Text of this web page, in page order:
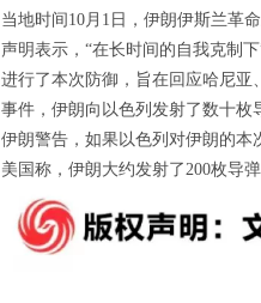
当地时间10月1日，伊朗伊斯兰革
声明表示，“在长时间的自我克制
进行了本次防御，旨在回应哈尼
事件，伊朗向以色列发射了数十枚
伊朗警告，如果以色列对伊朗的本
美国称，伊朗大约发射了200枚导弹